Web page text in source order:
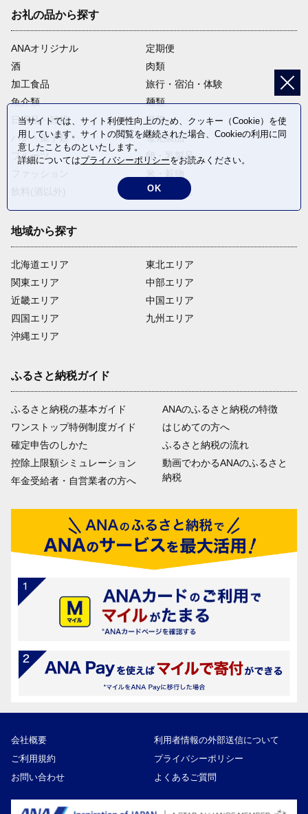
お礼の品から探す
ANAオリジナル
定期便
酒
肉類
加工食品
旅行・宿泊・体験
魚介類
麺類
日用品・雑貨
野菜
パン・菓子類
電化製品
フルーツ
卵・乳製品
返礼品なし
地域から探す
北海道エリア
関東エリア
近畿エリア
四国エリア
沖縄エリア
東北エリア
中部エリア
中国エリア
九州エリア
ふるさと納税ガイド
ふるさと納税の基本ガイド
ワンストップ特例制度ガイド
確定申告のしかた
控除上限額シミュレーション
年金受給者・自営業者の方へ
ANAのふるさと納税の特徴
はじめての方へ
ふるさと納税の流れ
動画でわかるANAのふるさと
納税
会社概要
利用者情報の外部送信について
ご利用規約
プライバシーポリシー
お問い合わせ
よくあるご質問
当サイトでは、サイト利便性向上のため、クッキー（Cookie）を使
用しています。サイトの閲覧を継続された場合、Cookieの利用に同
意したことものといたします。
詳細についてはプライバシーポリシーをお読みください。
OK